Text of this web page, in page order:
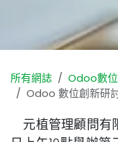
所有網誌
Odoo數
Odoo 數位創新研
元植管理顧問有